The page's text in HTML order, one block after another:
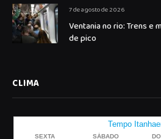
7 de agosto de 2026
Ventania no rio: Trens e
de pico
CLIMA